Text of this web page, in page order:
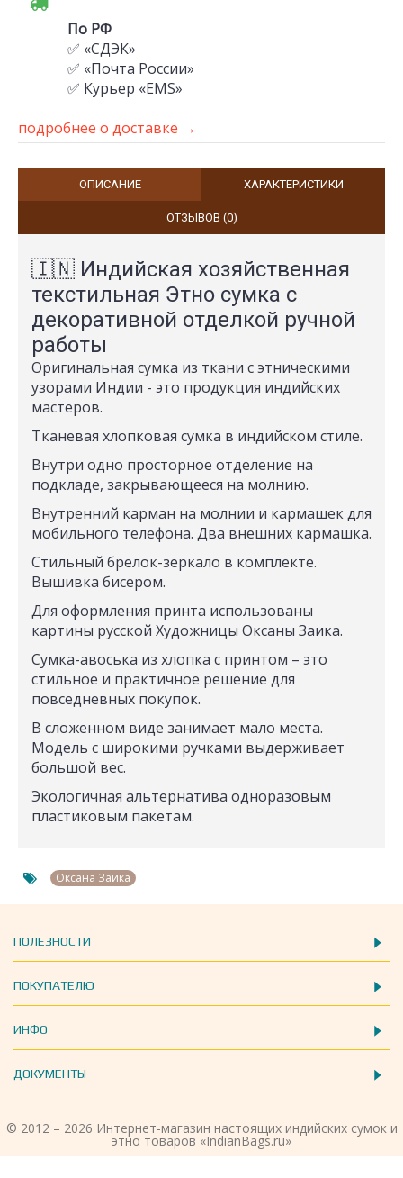
По РФ
✅ «СДЭК»
✅ «Почта России»
✅ Курьер «EMS»
подробнее о доставке →
ОПИСАНИЕ ХАРАКТЕРИСТИКИ
ОТЗЫВОВ (0)
🇮🇳 Индийская хозяйственная
текстильная Этно сумка с
декоративной отделкой ручной
работы
Оригинальная сумка из ткани с этническими
узорами Индии - это продукция индийских
мастеров.
Тканевая хлопковая сумка в индийском стиле.
Внутри одно просторное отделение на
подкладе, закрывающееся на молнию.
Внутренний карман на молнии и кармашек для
мобильного телефона. Два внешних кармашка.
Стильный брелок-зеркало в комплекте.
Вышивка бисером.
Для оформления принта использованы
картины русской Художницы Оксаны Заика.
Сумка-авоська из хлопка с принтом – это
стильное и практичное решение для
повседневных покупок.
В сложенном виде занимает мало места.
Модель с широкими ручками выдерживает
большой вес.
Экологичная альтернатива одноразовым
пластиковым пакетам.
Оксана Заика
ПОЛЕЗНОСТИ
ПОКУПАТЕЛЮ
ИНФО
ДОКУМЕНТЫ
© 2012 – 2026 Интернет-магазин настоящих индийских сумок и
этно товаров «IndianBags.ru»